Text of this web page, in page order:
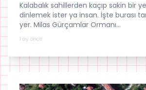
Kalabalık sahillerden kaçıp sakin bir
dinlemek ister ya insan. İşte burası
yer. Milas Gürçamlar Ormanı...
1 ay önce